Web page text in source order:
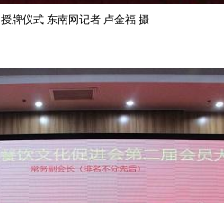
授牌仪式 东南网记者 卢金福 摄